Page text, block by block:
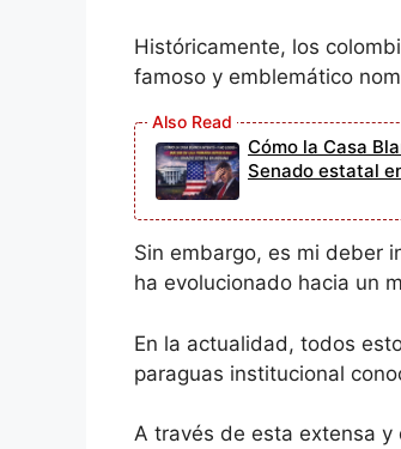
Históricamente, los
famoso y emblemático
Cómo la Casa
Senado estatal
Sin embargo, es mi deber
ha evolucionado hacia un
En la actualidad, todos
paraguas institucional
A través de esta extensa